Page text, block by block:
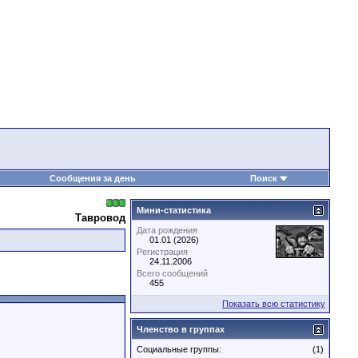
Сообщения за день Поиск
Тавровод
Мини-статистика
Дата рождения
01.01 (2026)
Регистрация
24.11.2006
Всего сообщений
455
Показать всю статистику
Членство в группах
(1)
Социальные группы: